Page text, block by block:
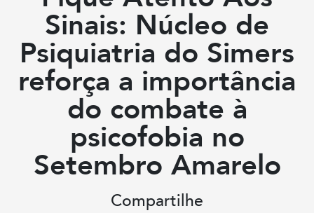
Sinais: Núcleo de
Psiquiatria do Simers
reforça a importância
do combate à
psicofobia no
Setembro Amarelo
Compartilhe